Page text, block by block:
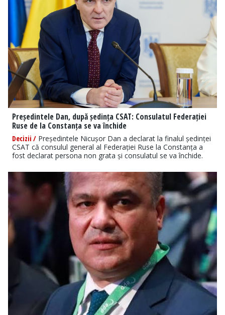
Președintele Dan, după ședința CSAT: Consulatul Federației
Ruse de la Constanța se va închide
Decizii / Președintele Nicușor Dan a declarat la finalul ședinței
CSAT că consulul general al Federației Ruse la Constanța a
fost declarat persona non grata și consulatul se va închide.